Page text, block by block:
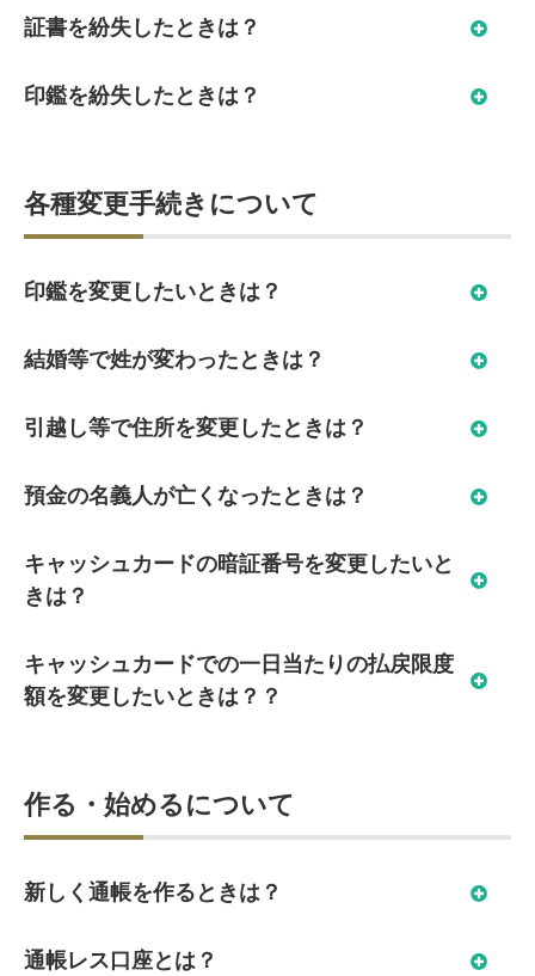
証書を紛失したときは？
印鑑を紛失したときは？
各種変更手続きについて
印鑑を変更したいときは？
結婚等で姓が変わったときは？
引越し等で住所を変更したときは？
預金の名義人が亡くなったときは？
キャッシュカードの暗証番号を変更したいと
きは？
キャッシュカードでの一日当たりの払戻限度
額を変更したいときは？？
作る・始めるについて
新しく通帳を作るときは？
通帳レス口座とは？